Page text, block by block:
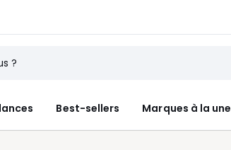
Best-sellers Marques à la une